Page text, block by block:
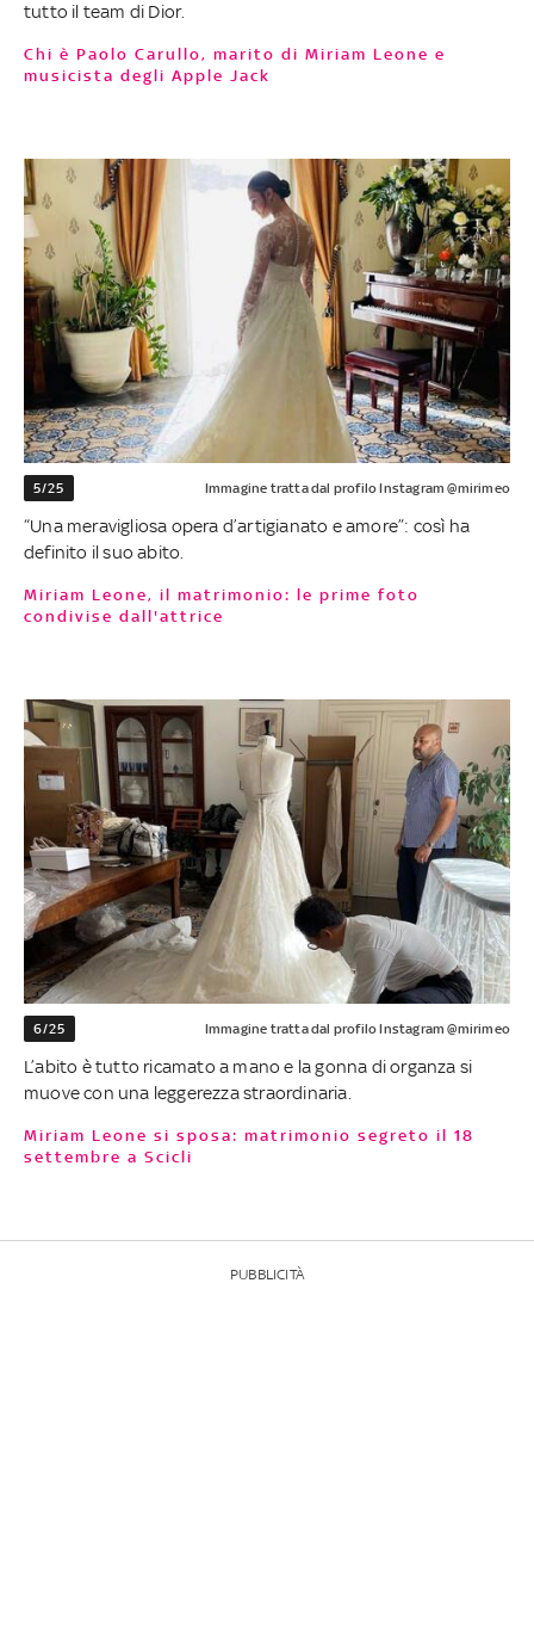
tutto il team di Dior.
Chi è Paolo Carullo, marito di Miriam Leone e
musicista degli Apple Jack
5/25 Immagine tratta dal profilo Instagram @mirimeo
“Una meravigliosa opera d’artigianato e amore”: così ha
definito il suo abito.
Miriam Leone, il matrimonio: le prime foto
condivise dall'attrice
6/25 Immagine tratta dal profilo Instagram @mirimeo
L’abito è tutto ricamato a mano e la gonna di organza si
muove con una leggerezza straordinaria.
Miriam Leone si sposa: matrimonio segreto il 18
settembre a Scicli
PUBBLICITÀ